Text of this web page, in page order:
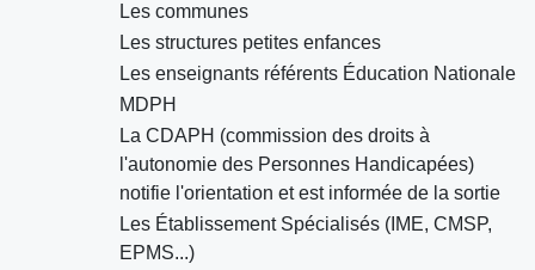
Les communes
Les structures petites enfances
Les enseignants référents Éducation Nationale
MDPH
La CDAPH (commission des droits à
l'autonomie des Personnes Handicapées)
notifie l'orientation et est informée de la sortie
Les Établissement Spécialisés (IME, CMSP,
EPMS...)